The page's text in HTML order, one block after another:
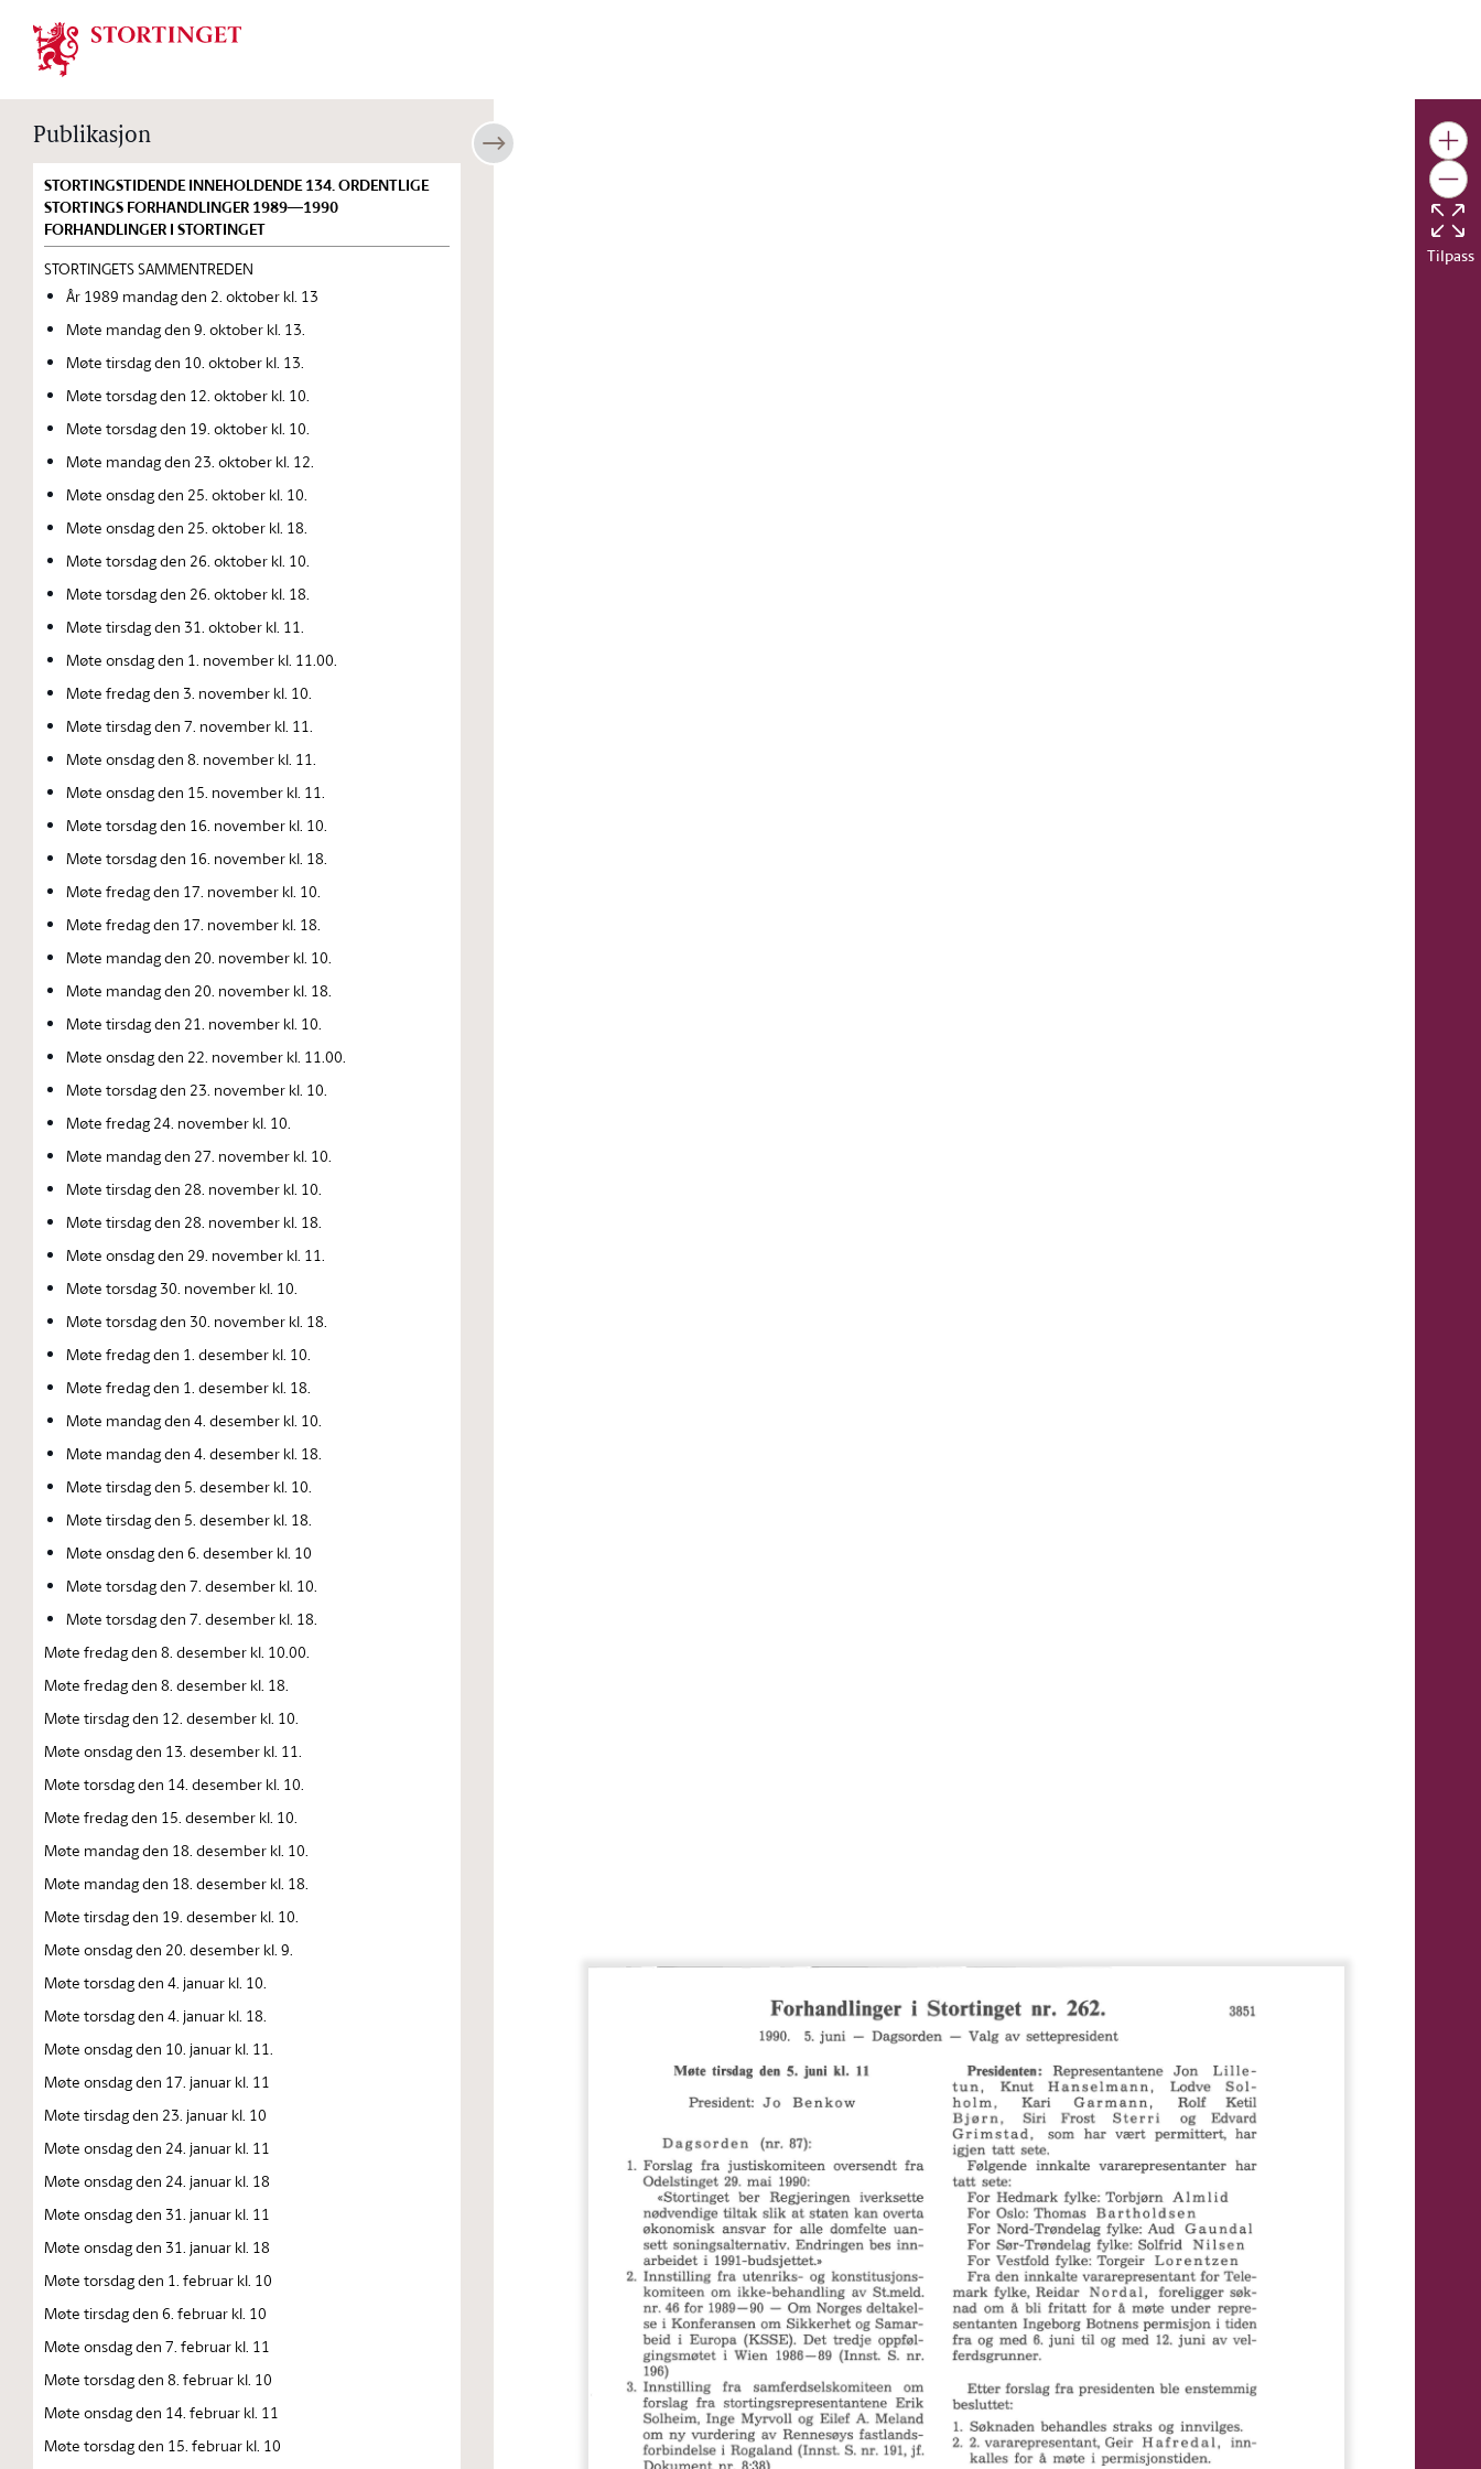
Stortinget.no
Publikasjon
STORTINGSTIDENDE INNEHOLDENDE 134. ORDENTLIGE
STORTINGS FORHANDLINGER 1989—1990
FORHANDLINGER I STORTINGET
STORTINGETS SAMMENTREDEN
År 1989 mandag den 2. oktober kl. 13
Møte mandag den 9. oktober kl. 13.
Møte tirsdag den 10. oktober kl. 13.
Møte torsdag den 12. oktober kl. 10.
Møte torsdag den 19. oktober kl. 10.
Møte mandag den 23. oktober kl. 12.
Møte onsdag den 25. oktober kl. 10.
Møte onsdag den 25. oktober kl. 18.
Møte torsdag den 26. oktober kl. 10.
Møte torsdag den 26. oktober kl. 18.
Møte tirsdag den 31. oktober kl. 11.
Møte onsdag den 1. november kl. 11.00.
Møte fredag den 3. november kl. 10.
Møte tirsdag den 7. november kl. 11.
Møte onsdag den 8. november kl. 11.
Møte onsdag den 15. november kl. 11.
Møte torsdag den 16. november kl. 10.
Møte torsdag den 16. november kl. 18.
Møte fredag den 17. november kl. 10.
Møte fredag den 17. november kl. 18.
Møte mandag den 20. november kl. 10.
Møte mandag den 20. november kl. 18.
Møte tirsdag den 21. november kl. 10.
Møte onsdag den 22. november kl. 11.00.
Møte torsdag den 23. november kl. 10.
Møte fredag 24. november kl. 10.
Møte mandag den 27. november kl. 10.
Møte tirsdag den 28. november kl. 10.
Møte tirsdag den 28. november kl. 18.
Møte onsdag den 29. november kl. 11.
Møte torsdag 30. november kl. 10.
Møte torsdag den 30. november kl. 18.
Møte fredag den 1. desember kl. 10.
Møte fredag den 1. desember kl. 18.
Møte mandag den 4. desember kl. 10.
Møte mandag den 4. desember kl. 18.
Møte tirsdag den 5. desember kl. 10.
Møte tirsdag den 5. desember kl. 18.
Møte onsdag den 6. desember kl. 10
Møte torsdag den 7. desember kl. 10.
Møte torsdag den 7. desember kl. 18.
Møte fredag den 8. desember kl. 10.00.
Møte fredag den 8. desember kl. 18.
Møte tirsdag den 12. desember kl. 10.
Møte onsdag den 13. desember kl. 11.
Møte torsdag den 14. desember kl. 10.
Møte fredag den 15. desember kl. 10.
Møte mandag den 18. desember kl. 10.
Møte mandag den 18. desember kl. 18.
Møte tirsdag den 19. desember kl. 10.
Møte onsdag den 20. desember kl. 9.
Møte torsdag den 4. januar kl. 10.
Møte torsdag den 4. januar kl. 18.
Møte onsdag den 10. januar kl. 11.
Møte onsdag den 17. januar kl. 11
Møte tirsdag den 23. januar kl. 10
Møte onsdag den 24. januar kl. 11
Møte onsdag den 24. januar kl. 18
Møte onsdag den 31. januar kl. 11
Møte onsdag den 31. januar kl. 18
Møte torsdag den 1. februar kl. 10
Møte tirsdag den 6. februar kl. 10
Møte onsdag den 7. februar kl. 11
Møte torsdag den 8. februar kl. 10
Møte onsdag den 14. februar kl. 11
Møte torsdag den 15. februar kl. 10